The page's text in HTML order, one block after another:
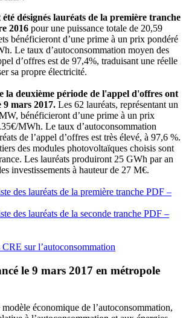
désignés lauréats de la première tranche
2016 pour une puissance totale de 20,59
bénéficieront d’une prime à un prix pondéré
Le taux d’autoconsommation moyen des
d’offres est de 97,4%, traduisant une réelle
sa propre électricité.
la deuxième période de l'appel d'offres ont
9 mars 2017. Les 62 lauréats, représentant un
bénéficieront d’une prime à un prix
MWh. Le taux d’autoconsommation
de l’appel d’offres est très élevé, à 97,6 %.
des modules photovoltaïques choisis sont
Les lauréats produiront 25 GWh par an
investissements à hauteur de 27 M€.
des lauréats de la première tranche PDF –
des lauréats de la seconde tranche PDF –
sur l’autoconsommation
le 9 mars 2017 en métropole
économique de l’autoconsommation,